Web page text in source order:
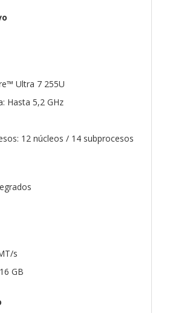
Ultra 7 255U
Hasta 5,2 GHz
12 núcleos / 14 subprocesos
s
GB